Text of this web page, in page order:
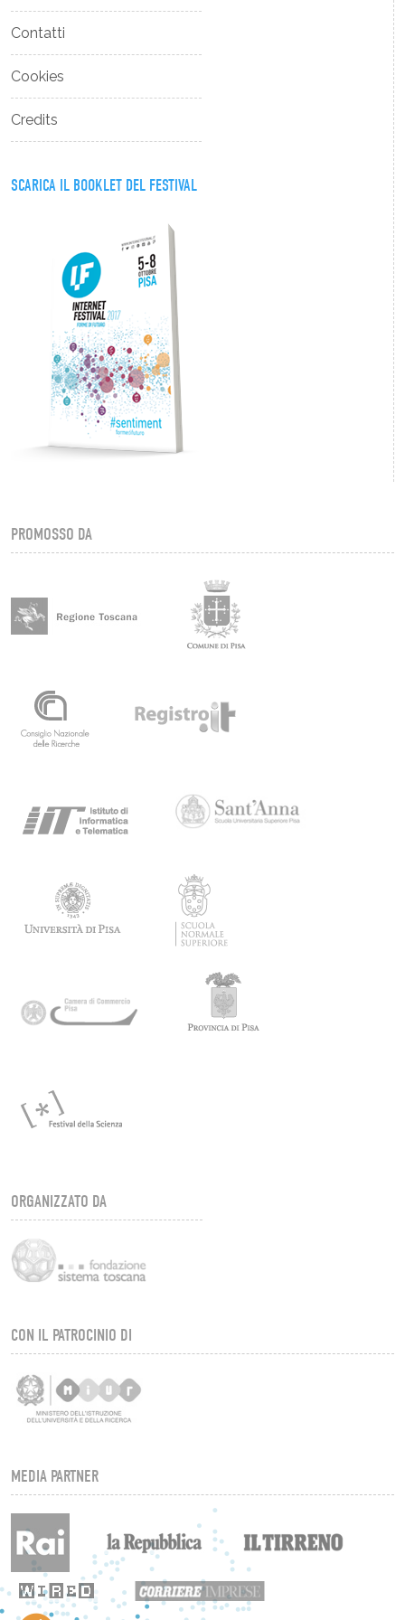
Contatti
Cookies
Credits
SCARICA IL BOOKLET DEL FESTIVAL
PROMOSSO DA
ORGANIZZATO DA
CON IL PATROCINIO DI
MEDIA PARTNER